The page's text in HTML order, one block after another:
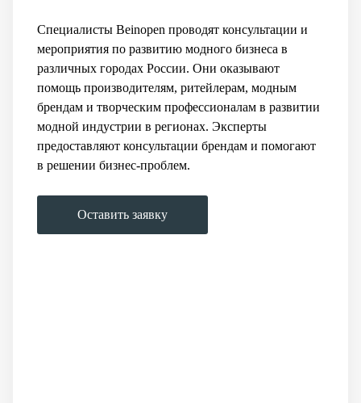
Специалисты Beinopen проводят консультации и
мероприятия по развитию модного бизнеса в
различных городах России. Они оказывают
помощь производителям, ритейлерам, модным
брендам и творческим профессионалам в развитии
модной индустрии в регионах. Эксперты
предоставляют консультации брендам и помогают
в решении бизнес-проблем.
Оставить заявку